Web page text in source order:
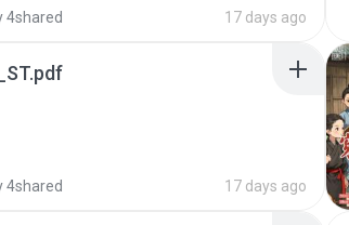
4shared 17 days ago
4shared 17 days ago